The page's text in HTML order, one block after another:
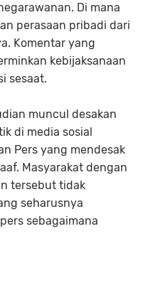
Di mana
perasaan pribadi dari
Komentar yang
kebijaksanaan
sesaat.
muncul desakan
di media sosial
Pers yang mendesak
Masyarakat dengan
tersebut tidak
seharusnya
sebagaimana